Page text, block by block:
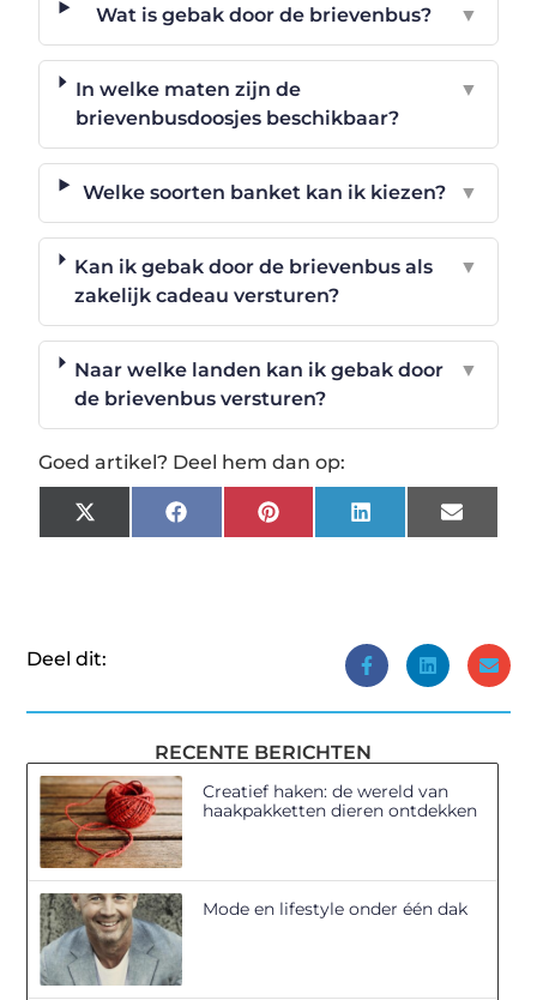
Wat is gebak door de brievenbus? ▼
In welke maten zijn de
brievenbusdoosjes beschikbaar?
▼
Welke soorten banket kan ik kiezen? ▼
Kan ik gebak door de brievenbus als
zakelijk cadeau versturen?
▼
Naar welke landen kan ik gebak door
de brievenbus versturen?
▼
Goed artikel? Deel hem dan op:
X
(Twitter)
FacebookPinterestLinkedInEmail
Deel dit:
RECENTE BERICHTEN
Creatief haken: de wereld van
haakpakketten dieren ontdekken
Mode en lifestyle onder één dak